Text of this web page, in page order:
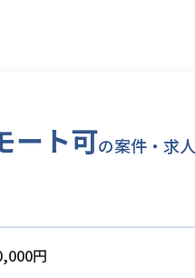
ート可の案件・求人
円